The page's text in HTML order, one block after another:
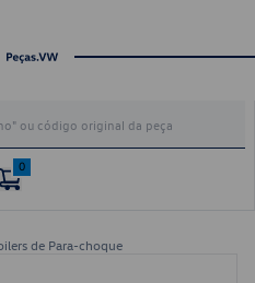
0
de Para-choque